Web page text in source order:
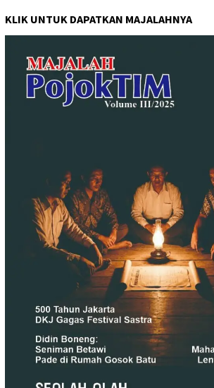
KLIK UNTUK DAPATKAN MAJALAHNYA